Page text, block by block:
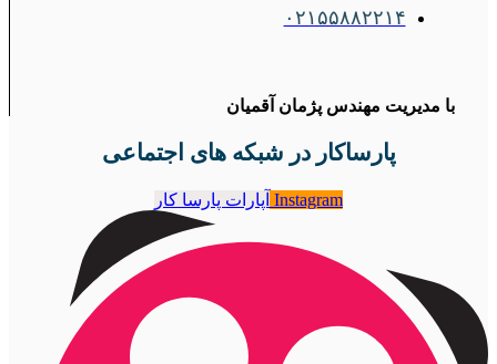
۰۲۱۵۵۸۸۲۲۱۴
با مدیریت مهندس پژمان آقمیان
پارساکار در شبکه های اجتماعی
Instagram آپارات پارسا کار